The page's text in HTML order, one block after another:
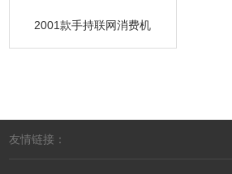
2001款手持联网消费机
友情链接：